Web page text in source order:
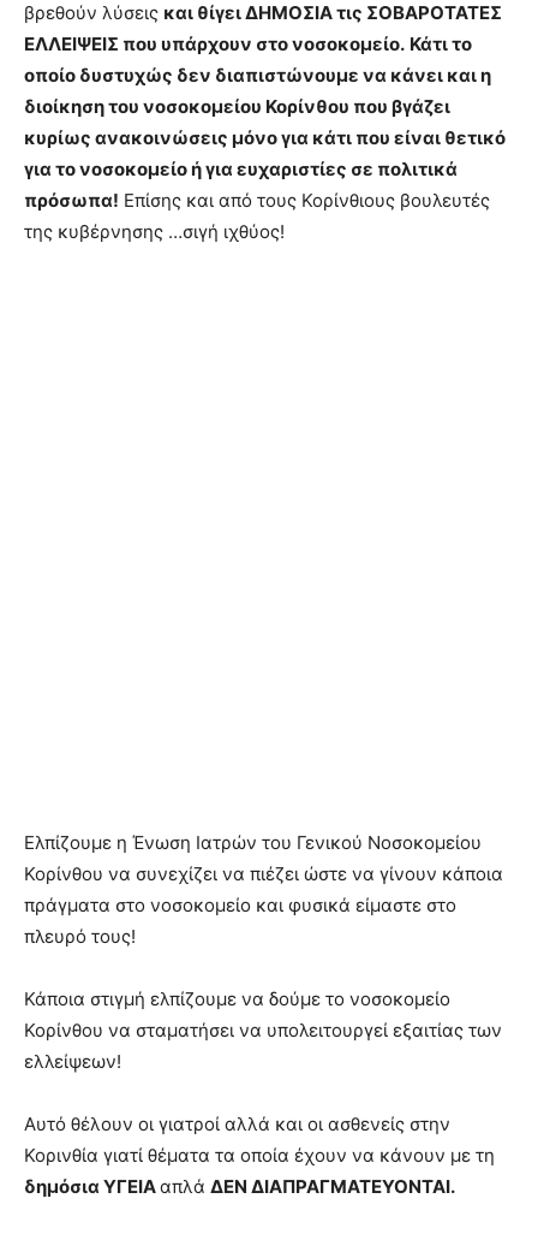
βρεθούν λύσεις και θίγει ΔΗΜΟΣΙΑ τις ΣΟΒΑΡΟΤΑΤΕΣ
ΕΛΛΕΙΨΕΙΣ που υπάρχουν στο νοσοκομείο. Κάτι το
οποίο δυστυχώς δεν διαπιστώνουμε να κάνει και η
διοίκηση του νοσοκομείου Κορίνθου που βγάζει
κυρίως ανακοινώσεις μόνο για κάτι που είναι θετικό
για το νοσοκομείο ή για ευχαριστίες σε πολιτικά
πρόσωπα! Επίσης και από τους Κορίνθιους βουλευτές
της κυβέρνησης …σιγή ιχθύος!
Ελπίζουμε η Ένωση Ιατρών του Γενικού Νοσοκομείου
Κορίνθου να συνεχίζει να πιέζει ώστε να γίνουν κάποια
πράγματα στο νοσοκομείο και φυσικά είμαστε στο
πλευρό τους!
Κάποια στιγμή ελπίζουμε να δούμε το νοσοκομείο
Κορίνθου να σταματήσει να υπολειτουργεί εξαιτίας των
ελλείψεων!
Αυτό θέλουν οι γιατροί αλλά και οι ασθενείς στην
Κορινθία γιατί θέματα τα οποία έχουν να κάνουν με τη
δημόσια ΥΓΕΙΑαπλά ΔΕΝ ΔΙΑΠΡΑΓΜΑΤΕΥΟΝΤΑΙ.